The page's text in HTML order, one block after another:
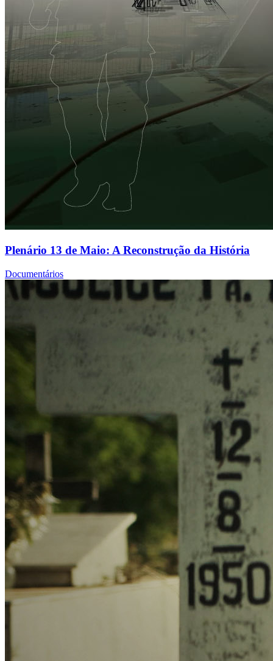
Plenário 13 de Maio: A Reconstrução da História
Documentários